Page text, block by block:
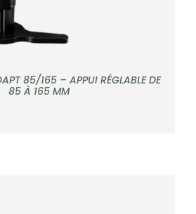
85/165 – APPUI RÉGLABLE DE
85 À 165 MM